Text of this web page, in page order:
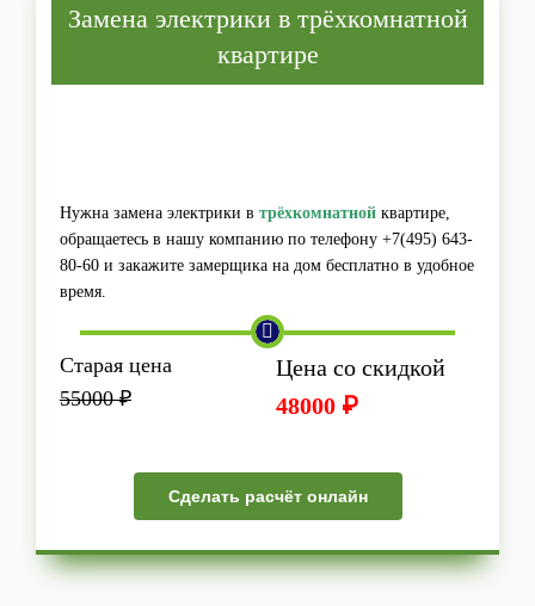
Замена электрики в трёхкомнатной
квартире
Нужна замена электрики в трёхкомнатнойквартире,
обращаетесь в нашу компанию по телефону +7(495) 643-
80-60 и закажите замерщика на дом бесплатно в удобное
время.
Старая цена
55000 ₽
Цена со скидкой
48000 ₽
Сделать расчёт онлайн